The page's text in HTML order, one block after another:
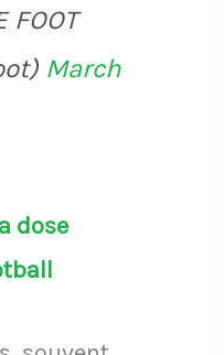
FOOT
March
dose